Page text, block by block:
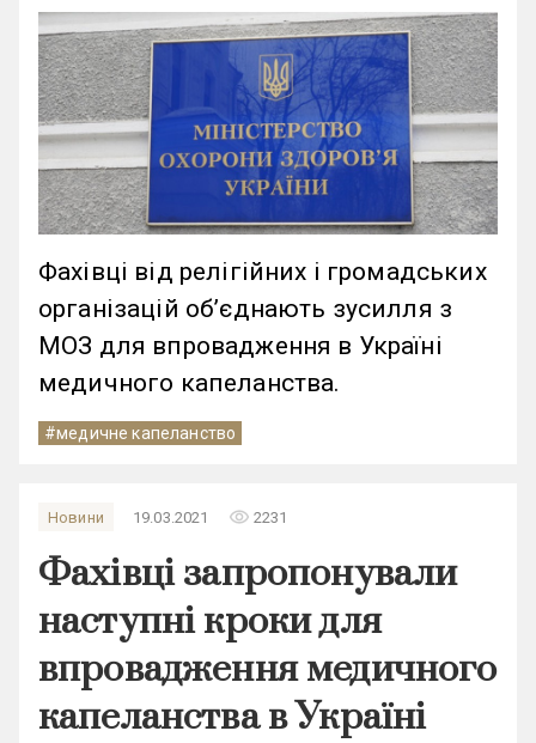
Фахівці від релігійних і громадських
організацій об’єднають зусилля з
МОЗ для впровадження в Україні
медичного капеланства.
#медичне капеланство
Новини 19.03.2021 remove_red_eye 2231
Фахівці запропонували
наступні кроки для
впровадження медичного
капеланства в Україні